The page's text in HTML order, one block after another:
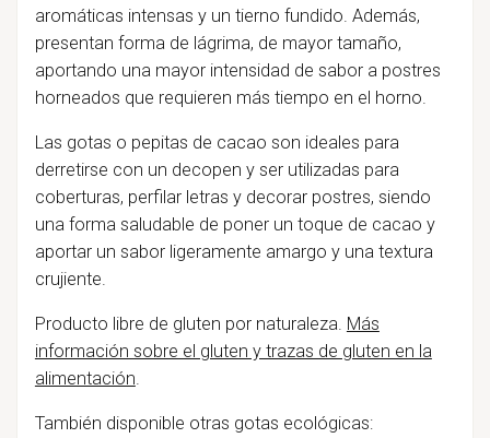
aromáticas intensas y un tierno fundido. Además,
presentan forma de lágrima, de mayor tamaño,
aportando una mayor intensidad de sabor a postres
horneados que requieren más tiempo en el horno.
Las gotas o pepitas de cacao son ideales para
derretirse con un decopen y ser utilizadas para
coberturas, perfilar letras y decorar postres, siendo
una forma saludable de poner un toque de cacao y
aportar un sabor ligeramente amargo y una textura
crujiente.
Producto libre de gluten por naturaleza. Más
información sobre el gluten y trazas de gluten en la
alimentación
También disponible otras gotas ecológicas: